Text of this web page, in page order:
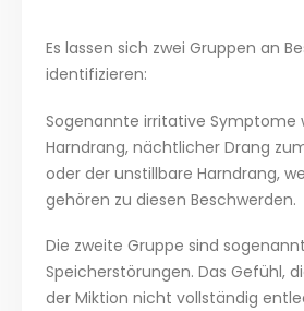
Es lassen sich zwei Gruppen an
identifizieren:
Sogenannte irritative Symptome
Harndrang, nächtlicher Drang
oder der unstillbare Harndrang,
gehören zu diesen Beschwerden.
Die zweite Gruppe sind
Speicherstörungen. Das Gefühl,
der Miktion nicht vollständig